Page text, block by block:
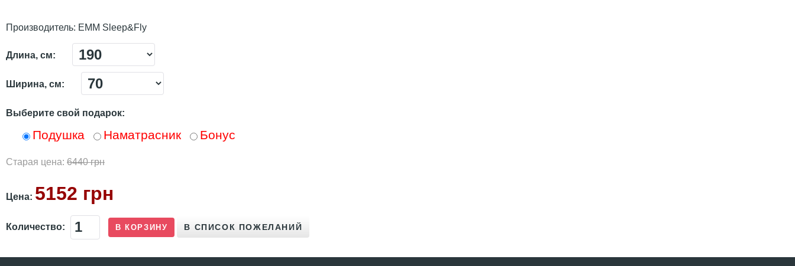
Производитель: ЕММ Sleep&Fly
Длина, см:
Ширина, см:
Выберите свой подарок:
Подушка Наматрасник Бонус
Старая цена: 6440 грн
Цена: 5152 грн
Количество: